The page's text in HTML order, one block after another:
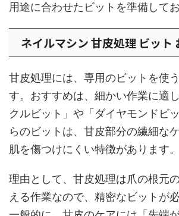
用途に合わせたビットを準備して
ネイルマシン 甘皮処理 ビット
甘皮処理には、専用のビットを使
す。おすすめは、細かい作業に適
クルビット」や「ダイヤモンドビ
らのビットは、甘皮部分の繊細な
肌を傷つけにくい特徴があります。
理由として、甘皮処理は爪の根元
える作業なので、精密なビットが